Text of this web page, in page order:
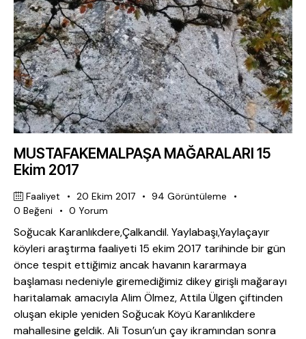
MUSTAFAKEMALPAŞA MAĞARALARI 15
Ekim 2017
Faaliyet 20 Ekim 2017 94 Görüntüleme
0 Beğeni 0 Yorum
Soğucak Karanlıkdere,Çalkandil. Yaylabaşı,Yaylaçayır
köyleri araştırma faaliyeti 15 ekim 2017 tarihinde bir gün
önce tespit ettiğimiz ancak havanın kararmaya
başlaması nedeniyle giremediğimiz dikey girişli mağarayı
haritalamak amacıyla Alim Ölmez, Attila Ülgen çiftinden
oluşan ekiple yeniden Soğucak Köyü Karanlıkdere
mahallesine geldik. Ali Tosun’un çay ikramından sonra